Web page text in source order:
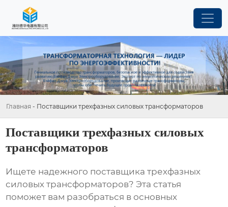
Главная - Поставщики трехфазных силовых трансформаторов
Поставщики трехфазных силовых
трансформаторов
Ищете надежного поставщикатрехфазных
силовых трансформаторов? Эта статья
поможет вам разобраться в основных